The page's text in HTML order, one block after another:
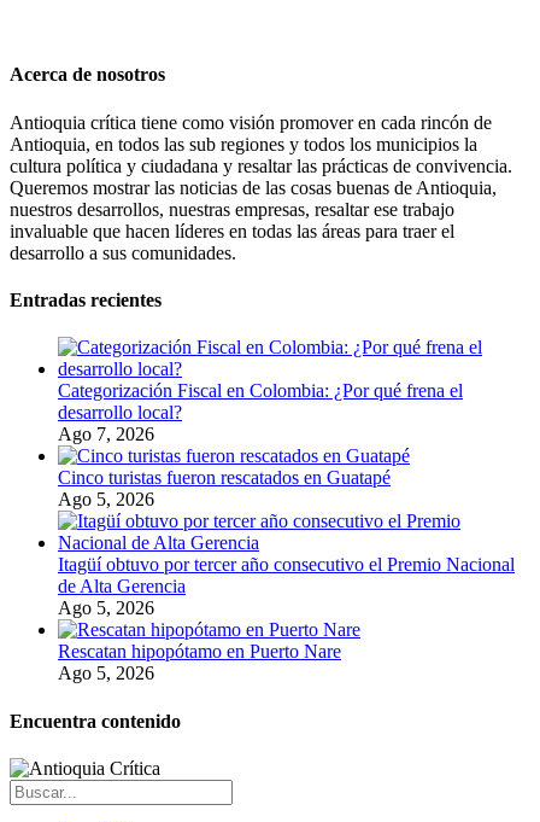
Acerca de nosotros
Antioquia crítica tiene como visión promover en cada rincón de
Antioquia, en todos las sub regiones y todos los municipios la
cultura política y ciudadana y resaltar las prácticas de convivencia.
Queremos mostrar las noticias de las cosas buenas de Antioquia,
nuestros desarrollos, nuestras empresas, resaltar ese trabajo
invaluable que hacen líderes en todas las áreas para traer el
desarrollo a sus comunidades.
Entradas recientes
Categorización Fiscal en Colombia: ¿Por qué frena el
desarrollo local?
Ago 7, 2026
Cinco turistas fueron rescatados en Guatapé
Ago 5, 2026
Itagüí obtuvo por tercer año consecutivo el Premio Nacional
de Alta Gerencia
Ago 5, 2026
Rescatan hipopótamo en Puerto Nare
Ago 5, 2026
Encuentra contenido